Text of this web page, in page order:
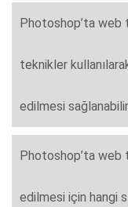
Photoshop’ta web
teknikler
edilmesi
Photoshop’ta web
edilmesi için hangi